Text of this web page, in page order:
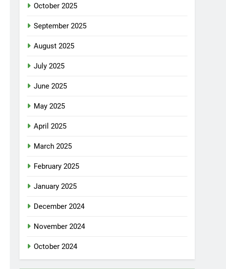
October 2025
September 2025
August 2025
July 2025
June 2025
May 2025
April 2025
March 2025
February 2025
January 2025
December 2024
November 2024
October 2024